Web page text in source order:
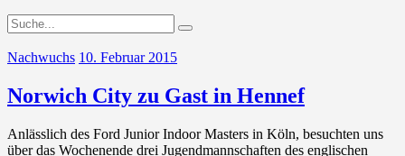
Nachwuchs 10. Februar 2015
Norwich City zu Gast in Hennef
Anlässlich des Ford Junior Indoor Masters in Köln, besuchten uns
über das Wochenende drei Jugendmannschaften des englischen